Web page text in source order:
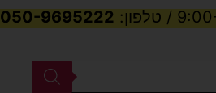
050-9695222